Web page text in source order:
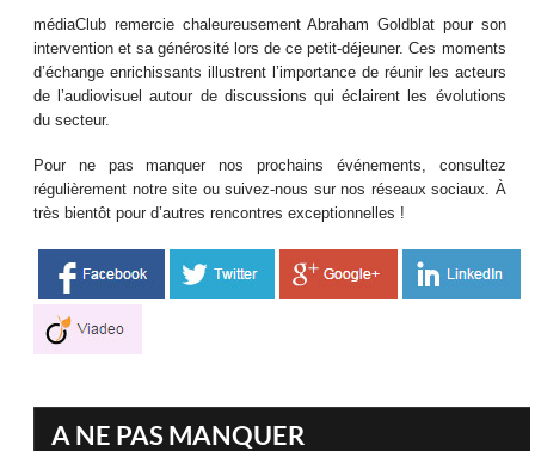
médiaClub remercie chaleureusement Abraham Goldblat pour son
intervention et sa générosité lors de ce petit-déjeuner. Ces moments
d’échange enrichissants illustrent l’importance de réunir les acteurs
de l’audiovisuel autour de discussions qui éclairent les évolutions
du secteur.
Pour ne pas manquer nos prochains événements, consultez
régulièrement notre site ou suivez-nous sur nos réseaux sociaux. À
très bientôt pour d’autres rencontres exceptionnelles !
A NE PAS MANQUER